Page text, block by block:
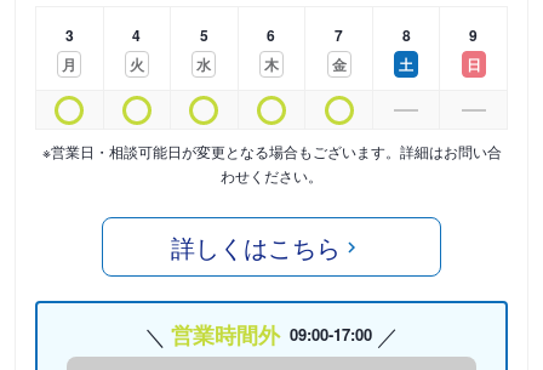
3
月
4
火
5
水
6
木
7
金
8
土
9
日
※営業日・相談可能日が変更となる場合もございます。詳細はお問い合
わせください。
詳しくはこちら
営業時間外 09:00-17:00